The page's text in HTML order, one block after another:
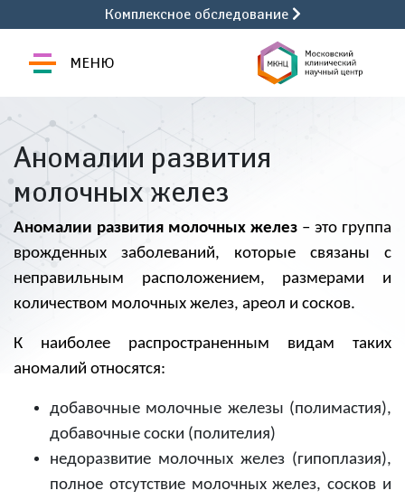
Комплексное обследование
МЕНЮ
Аномалии развития
молочных желез
Аномалии развития молочных желез – это группа
врожденных заболеваний, которые связаны с
неправильным расположением, размерами и
количеством молочных желез, ареол и сосков.
К наиболее распространенным видам таких
аномалий относятся:
добавочные молочные железы (полимастия),
добавочные соски (полителия)
недоразвитие молочных желез (гипоплазия),
полное отсутствие молочных желез, сосков и